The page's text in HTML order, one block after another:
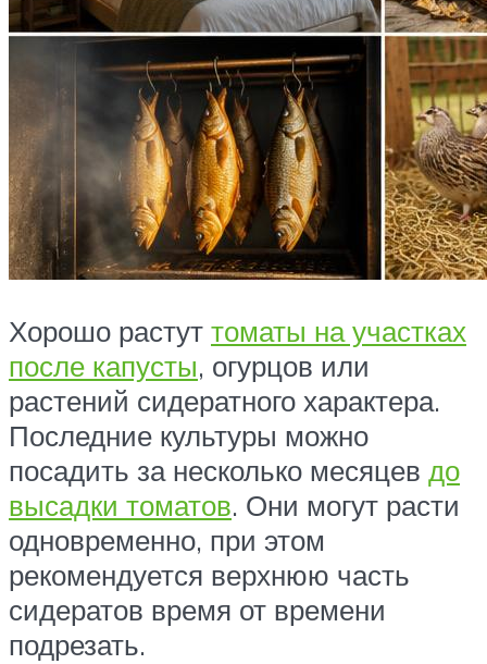
Хорошо растут томаты на участках
после капусты, огурцов или
растений сидератного характера.
Последние культуры можно
посадить за несколько месяцев до
высадки томатов. Они могут расти
одновременно, при этом
рекомендуется верхнюю часть
сидератов время от времени
подрезать.